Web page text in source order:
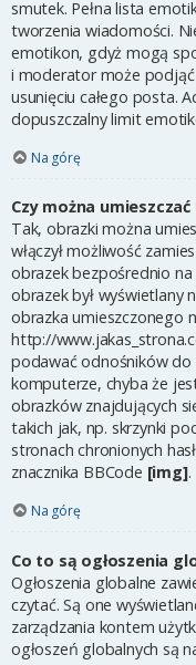
smutek. Pełna lista
tworzenia wiadomości.
emotikon, gdyż mogą
i moderator może podjąć
usunięciu całego posta.
dopuszczalny limit
Na górę
Czy można
Tak, obrazki można
włączył możliwość
obrazek bezpośrednio na
obrazek był wyświetlany
obrazka umieszczonego
http://
podawać odnośników do
komputerze, chyba że
obrazków znajdujących
takich jak, np. skrzynki
stronach chronionych
znacznika BBCode [img].
Na górę
Co to są ogłoszenia
Ogłoszenia globalne
czytać. Są one
zarządzania kontem
ogłoszeń globalnych są